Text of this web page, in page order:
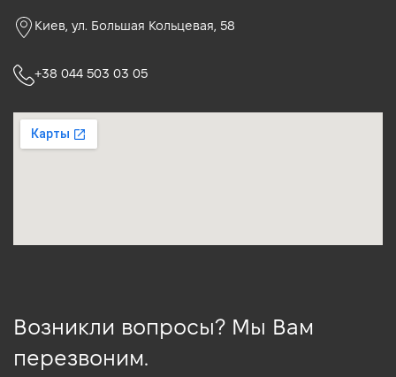
Киев, ул. Большая Кольцевая, 58
+38 044 503 03 05
Возникли вопросы? Мы Вам
перезвоним.